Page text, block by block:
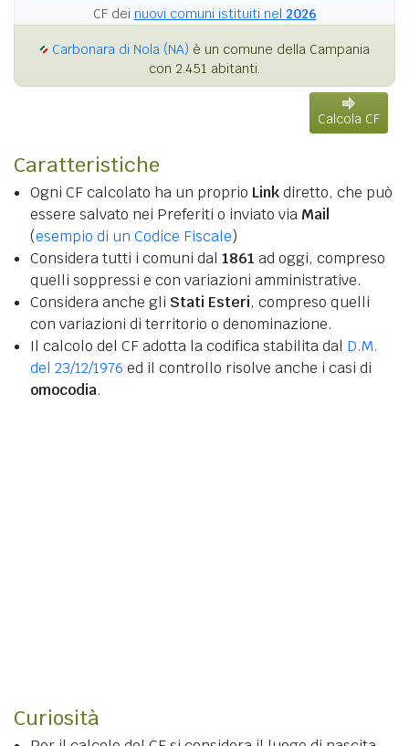
CF dei nuovi comuni istituiti nel 2026
Carbonara di Nola (NA) è un comune della Campania
con 2.451 abitanti.
Calcola CF
Caratteristiche
Ogni CF calcolato ha un proprio Linkdiretto, che può
essere salvato nei Preferiti o inviato via Mail
(esempio di un Codice Fiscale)
Considera tutti i comuni dal 1861 ad oggi, compreso
quelli soppressi e con variazioni amministrative.
Considera anche gli Stati Esteri, compreso quelli
con variazioni di territorio o denominazione.
Il calcolo del CF adotta la codifica stabilita dal D.M.
del 23/12/1976 ed il controllo risolve anche i casi di
omocodia.
Curiosità